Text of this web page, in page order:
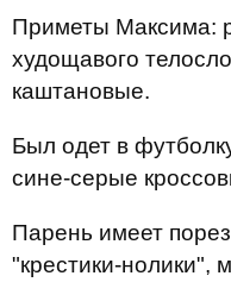
Приметы Максима:
худощавого
каштановые.
Был одет в
сине-серые
Парень имеет
"крестики-нолики",